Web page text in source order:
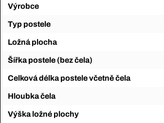
Výrobce
Typ postele
Ložná plocha
Šířka postele (bez čela)
Celková délka postele včetně čela
Hloubka čela
Výška ložné plochy